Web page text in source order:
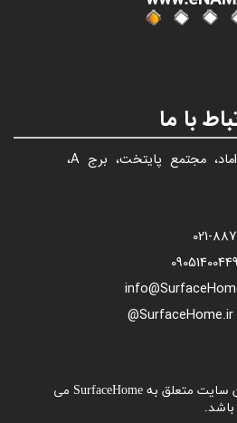
آدرس: تهران، میرداماد، مجتمع پایتخت، برج A،
-021​​​​​​​
تمام حقوق مادی و معنوی این سایت متعلق به SurfaceHome می
باشد.
با ما